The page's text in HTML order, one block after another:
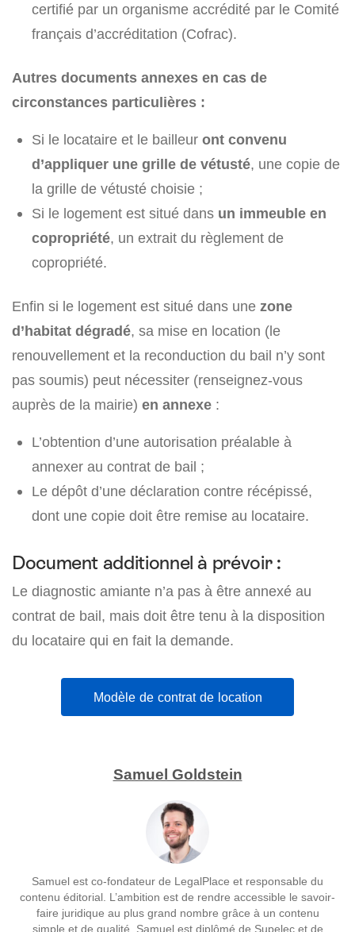
certifié par un organisme accrédité par le Comité
français d’accréditation (Cofrac).
Autres documents annexes en cas de
circonstances particulières :
Si le locataire et le bailleur ont convenu
d’appliquer une grille de vétusté, une copie de
la grille de vétusté choisie ;
Si le logement est situé dans un immeuble en
copropriété, un extrait du règlement de
copropriété.
Enfin si le logement est situé dans une zone
d’habitat dégradé, sa mise en location (le
renouvellement et la reconduction du bail n’y sont
pas soumis) peut nécessiter (renseignez-vous
auprès de la mairie) en annexe :
L’obtention d’une autorisation préalable à
annexer au contrat de bail ;
Le dépôt d’une déclaration contre récépissé,
dont une copie doit être remise au locataire.
Document additionnel à prévoir :
Le diagnostic amiante n’a pas à être annexé au
contrat de bail, mais doit être tenu à la disposition
du locataire qui en fait la demande.
Modèle de contrat de location
Samuel Goldstein
Samuel est co-fondateur de LegalPlace et responsable du
contenu éditorial. L’ambition est de rendre accessible le savoir-
faire juridique au plus grand nombre grâce à un contenu
simple et de qualité. Samuel est diplômé de Supelec et de